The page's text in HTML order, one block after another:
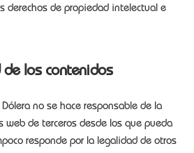
derechos de propiedad intelectual e
los contenidos
no se hace responsable de la
web de terceros desde los que pueda
responde por la legalidad de otros